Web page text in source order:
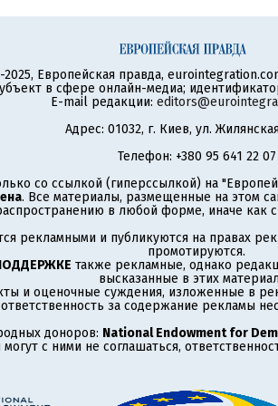
Европейская правда,
в сфере онлайн-медиа;
E-mail редакции:
Адрес: 01032, г. Киев, ул.
Телефон: +380 95 641 22 07
со ссылкой (гиперссылкой) на
. Все материалы, размещенные на этом
в любой форме, иначе как
рекламными и публикуются на правах
промотируются.
также рекламные, однако
высказанные в этих
и оценочные суждения, изложенные в
ответственность за содержание рекламы
доноров: National Endowment for
с ними не соглашаться,